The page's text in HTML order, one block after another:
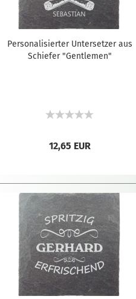
Personalisierter Untersetzer aus
Schiefer "Gentlemen"
12,65 EUR